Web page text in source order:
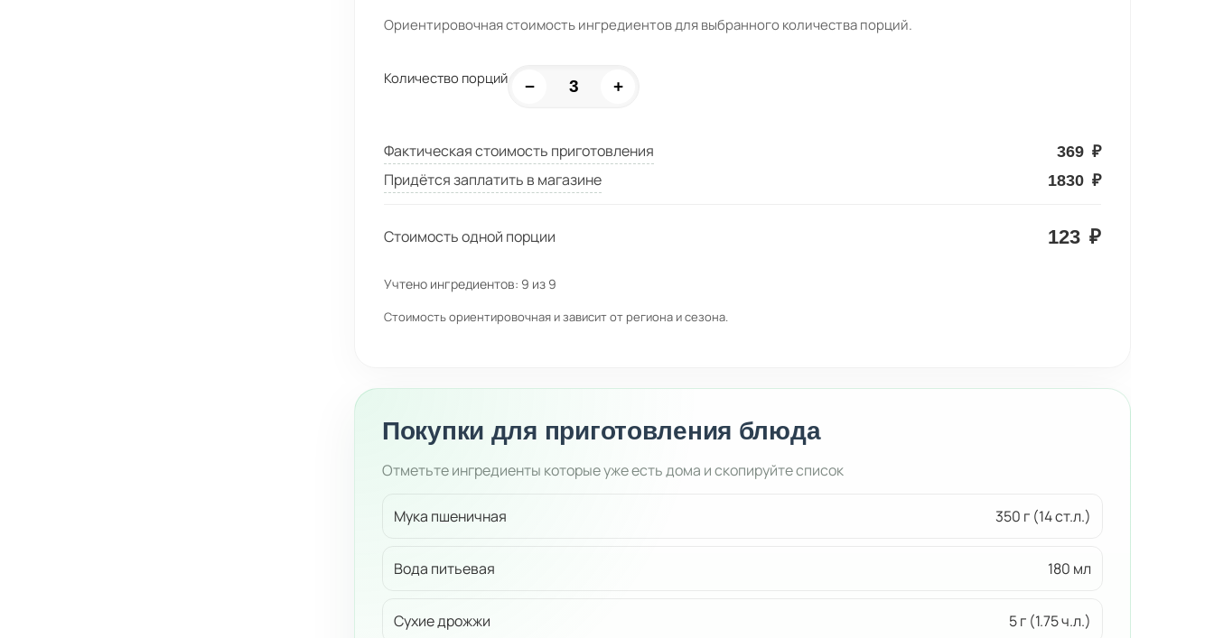
Ориентировочная стоимость ингредиентов для выбранного количества порций.
Количество порций − +
Фактическая стоимость приготовления 369 ₽
Придётся заплатить в магазине 1830 ₽
Стоимость одной порции 123 ₽
Учтено ингредиентов: 9 из 9
Стоимость ориентировочная и зависит от региона и сезона.
Покупки для приготовления блюда
Отметьте ингредиенты которые уже есть дома и скопируйте список
Мука пшеничная 350 г (14 ст.л.)
Вода питьевая 180 мл
Сухие дрожжи 5 г (1.75 ч.л.)